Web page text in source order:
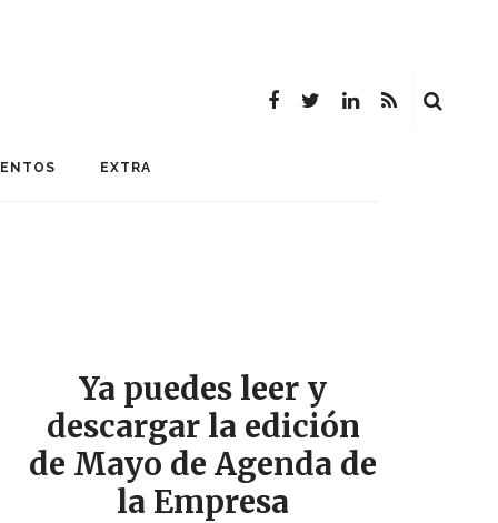
EXTRA
Ya puedes leer y
descargar la edición
de Mayo de Agenda de
la Empresa